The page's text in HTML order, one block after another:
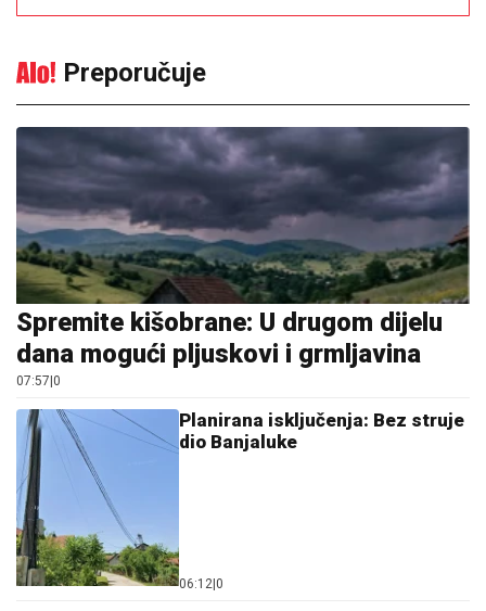
Preporučuje
Spremite kišobrane: U drugom dijelu
dana mogući pljuskovi i grmljavina
07:57 0
Planirana isključenja: Bez struje
dio Banjaluke
06:12 0